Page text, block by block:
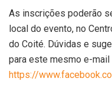
As inscrições poderão
local do evento, no
do Coité. Dúvidas e
para este mesmo e-
https://